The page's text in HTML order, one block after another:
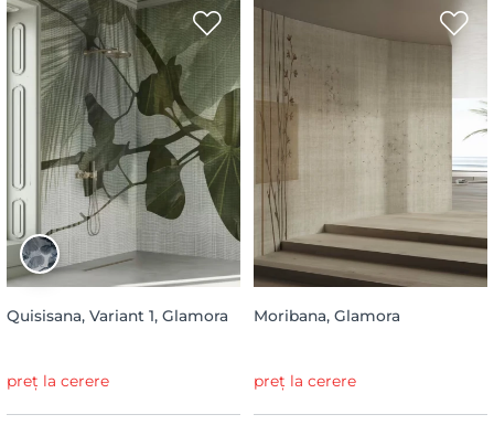
Quisisana, Variant 1, Glamora
preț la cerere
Moribana, Glamora
preț la cerere